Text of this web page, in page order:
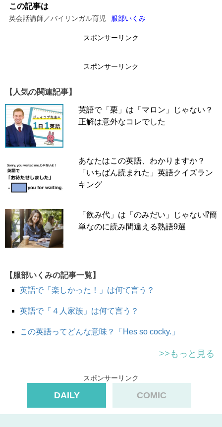
↓
↓
「どちら様ですか？」「どなたですか？」 と電話やドアの
向こうなど、見えない相手に聞く時
Who are you? ですと「あなた誰？」のような感じで少
う。
また、電話の場合は「Who’s calling?」 も丁寧な言い方で
この記事は
英会話講師／バイリンガル育児 服部いくみ
スポンサーリンク
スポンサーリンク
【人気の関連記事】
英語で「栗」は「マロン」じゃない？
正解は意外なコレでした
あなたはこの英語、わかりますか？
「いちばん読まれた」英語クイズラン
キング
「飲み代」は「のみだい」じゃない⁉簡
単なのに読み間違える熟語9選
【服部いくみの記事一覧】
英語で「楽しかった！」は何て言う？
英語で「４人家族」は何て言う？
この英語ってどんな意味？「Hes so cocky.」
>>もっと見る
スポンサーリンク
DAILY COMIC